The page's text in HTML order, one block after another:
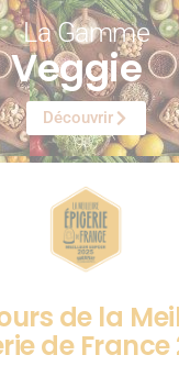
La Gamme
Veggie
Découvrir
de la
de France